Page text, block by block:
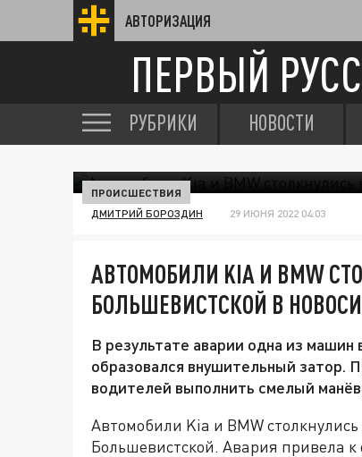
АВТОРИЗАЦИЯ
ПЕРВЫЙ
РУБРИКИ НОВОСТИ
ПРОИСШЕСТВИЯ
ДМИТРИЙ БОРОЗДИН 29 ИЮНЯ 2022 04:03
АВТОМОБИЛИ KIA И BMW
БОЛЬШЕВИСТСКОЙ В
В результате аварии одна из машин
образовался внушительный затор.
водителей выполнить смелый
Автомобили Kia и BMW
Большевистской. Авария привела